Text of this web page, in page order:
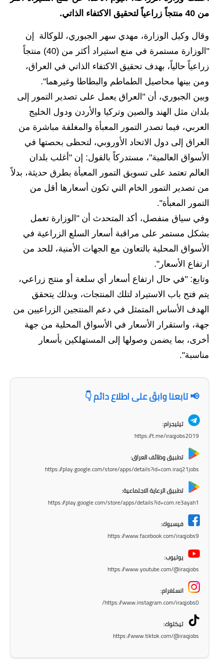
الاخبار الاقتصادية
الاخبار الرياضية
المدارس
اخبار وقرارات وزارة التربية
نتائج الامتحانات
المرحلة الابتدائية
المرحلة المتوسطة
المرحلة الاعدادية
المرحلة الابتدائية
المرحلة المتوسطة
مرشحات
المرحلة الابتدائية
المرحلة المتوسطة
كتب مدرسية
المرحلة الابتدائية
ملازم دراسية
من 40 منتجاً زراعياً لتحقيق الاكتفاء الذاتي.
وقال وكيل الوزارة، مهدي سهر الجبوري، للوكالة إن
"الوزارة مستمرة في منع استيراد أكثر من (40) منتجاً
زراعياً حالياً، بهدف تحقيق الاكتفاء الذاتي في العراق،
ومن بينها محاصيل الطماطم والبطاطا وغيرهما".
وبين الجبوري، أن "العراق يعمل على تصدير التمور إلى
بلدان مثل الهند والصين وتركيا والأردن ودول الخليج
العربي، فيما تصدر التمور المعبأة والمغلفة مباشرة من
العراق إلى دول الاتحاد الأوروبي، لتحظى بحصتها في
الأسواق العالمية"، مستدركاً بالقول: إن "أغلب بلدان
العالم تعتمد على تسويق التمور المعبأة بطرق حديثة، بدلاً
من تصدير التمور الخام التي تكون أسعارها أقل من
التمور المعبأة".
وفي سياق منفصل، أكد المتحدث أن "الوزارة تعمل
بشكل مستمر على مراقبة أسعار السلع الزراعية في
الأسواق المحلية بالتعاون مع الجهات الأمنية، للحد من
ارتفاع الأسعار".
وتابع: "في حال ارتفاع أسعار أي سلعة أو منتج زراعي،
يتم فتح باب الاستيراد لتلك المنتجات، وبذلك يتحقق
الهدف الأساس المتمثل في دعم المنتجين الزراعيين من
جهة، واستقرار الأسعار في الأسواق المحلية من جهة
أخرى، بما يضمن وصولها إلى المستهلكين بأسعار
مناسبة".
📢 تابعنا وابقَ على اطلاع دائم 👇
تيليجرام:
https://t.me/iraqjobs2019
تطبيق وظائف العراق:
https://play.google.com/store/apps/details?id=com.iraq21jobs
تطبيق الرعاية الاجتماعية:
https://play.google.com/store/apps/details?id=com.re3ayah1
فيسبوك:
https://www.facebook.com/iraqjobs9
يوتيوب:
https://www.youtube.com/@iraqjobs
انستغرام:
https://www.instagram.com/iraqjobs0/
تيكتوك:
https://www.tiktok.com/@iraqjobs